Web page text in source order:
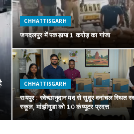
CHHATTISGARH
जगदलपुर में पकड़ाया 1 करोड़ का गांजा
CHHATTISGARH
रायपुर : स्वेच्छानुदान मद से सुदूर वनांचल स्थित
स्कूल, मांझीगुडा को 10 कंप्यूटर प्रदत्त